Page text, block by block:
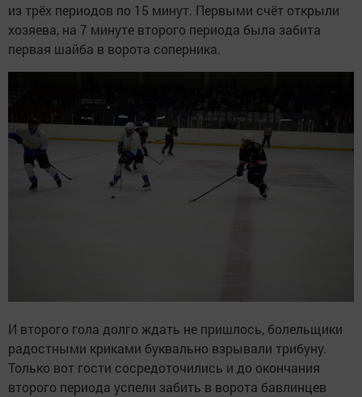
из трёх периодов по 15 минут. Первыми счёт открыли
хозяева, на 7 минуте второго периода была забита
первая шайба в ворота соперника.
И второго гола долго ждать не пришлось, болельщики
радостными криками буквально взрывали трибуну.
Только вот гости сосредоточились и до окончания
второго периода успели забить в ворота бавлинцев